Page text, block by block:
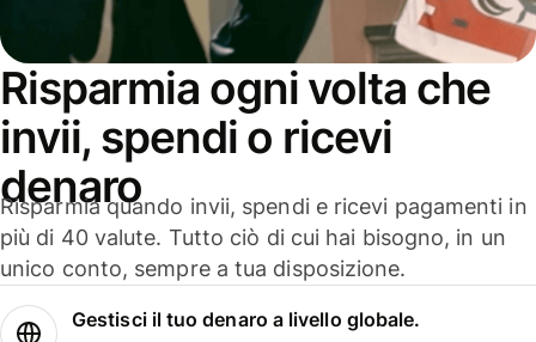
Risparmia ogni volta che
invii, spendi o ricevi
denaro
Risparmia quando invii, spendi e ricevi pagamenti in
più di 40 valute. Tutto ciò di cui hai bisogno, in un
unico conto, sempre a tua disposizione.
Gestisci il tuo denaro a livello globale.